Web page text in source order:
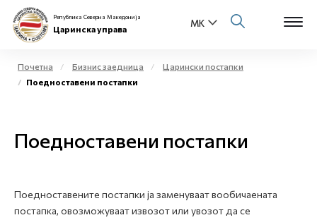
Физички лица
Е-Царина
Република Северна Македонија
Царинска управа
Почетна Бизнис заедница
Царински постапки
Поедноставени постапки
Поедноставени постапки
Поедноставените постапки ја заменуваат вообичаената
постапка, овозможуваат извозот или увозот да се